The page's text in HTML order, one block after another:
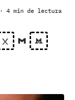
· 4 min de lectura